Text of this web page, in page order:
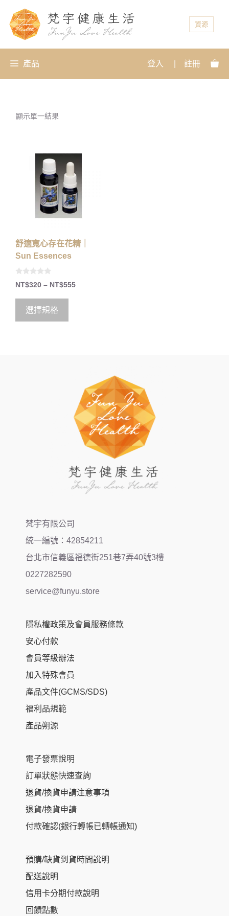
資源
產品 登入 註冊
顯示單一結果
舒適寬心存在花精｜
Sun Essences
0
o
t
5
NT$320 – NT$555
選擇規格
梵宇有限公司
統一編號：42854211
台北市信義區福德街251巷7弄40號3樓
0227282590
service@funyu.store
隱私權政策及會員服務條款
安心付款
會員等級辦法
加入特殊會員
產品文件(GCMS/SDS)
福利品規範
產品朔源
電子發票說明
訂單狀態快速查詢
退貨/換貨申請注意事項
退貨/換貨申請
付款確認(銀行轉帳已轉帳通知)
預購/缺貨到貨時間說明
配送說明
信用卡分期付款說明
回饋點數